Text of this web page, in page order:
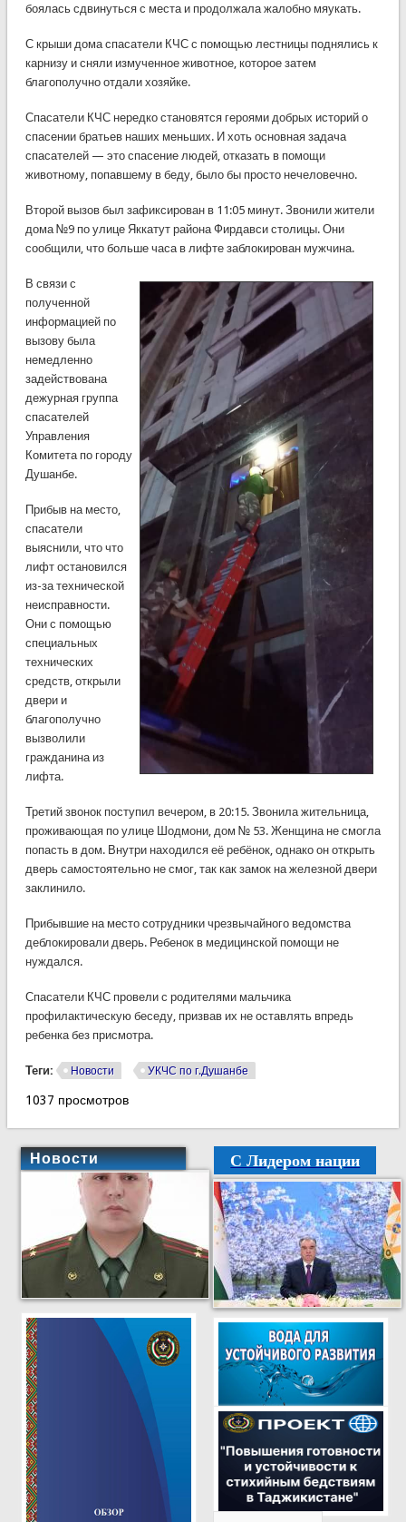
боялась сдвинуться с места и продолжала жалобно мяукать.
С крыши дома спасатели КЧС с помощью лестницы поднялись к
карнизу и сняли измученное животное, которое затем
благополучно отдали хозяйке.
Спасатели КЧС нередко становятся героями добрых историй о
спасении братьев наших меньших. И хоть основная задача
спасателей — это спасение людей, отказать в помощи
животному, попавшему в беду, было бы просто нечеловечно.
Второй вызов был зафиксирован в 11:05 минут. Звонили жители
дома №9 по улице Яккатут района Фирдавси столицы. Они
сообщили, что больше часа в лифте заблокирован мужчина.
В связи с
полученной
информацией по
вызову была
немедленно
задействована
дежурная группа
спасателей
Управления
Комитета по городу
Душанбе.
Прибыв на место,
спасатели
выяснили, что что
лифт остановился
из-за технической
неисправности.
Они с помощью
специальных
технических
средств, открыли
двери и
благополучно
вызволили
гражданина из
лифта.
Третий звонок поступил вечером, в 20:15. Звонила жительница,
проживающая по улице Шодмони, дом № 53. Женщина не смогла
попасть в дом. Внутри находился её ребёнок, однако он открыть
дверь самостоятельно не смог, так как замок на железной двери
заклинило.
Прибывшие на место сотрудники чрезвычайного ведомства
деблокировали дверь. Ребенок в медицинской помощи не
нуждался.
Спасатели КЧС провели с родителями мальчика
профилактическую беседу, призвав их не оставлять впредь
ребенка без присмотра.
Теги: Новости УКЧС по г.Душанбе
1037 просмотров
Новости С Лидером нации